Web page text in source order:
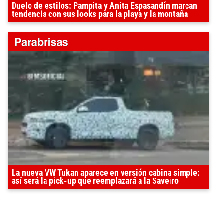
Duelo de estilos: Pampita y Anita Espasandín marcan
tendencia con sus looks para la playa y la montaña
La nueva VW Tukan aparece en versión cabina simple:
así será la pick-up que reemplazará a la Saveiro